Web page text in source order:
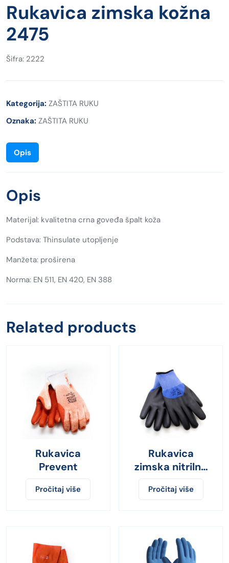
Rukavica zimska kožna
2475
Šifra: 2222
Kategorija: ZAŠTITA RUKU
Oznaka: ZAŠTITA RUKU
Opis
Opis
Materijal: kvalitetna crna goveđa špalt koža
Podstava: Thinsulate utopljenje
Manžeta: proširena
Norma: EN 511, EN 420, EN 388
Related products
Rukavica
Prevent
Pročitaj više
Rukavica
zimska nitrilna
1297
Pročitaj više